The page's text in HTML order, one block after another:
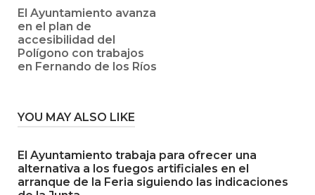
El Ayuntamiento avanza
en el plan de
accesibilidad del
Polígono con trabajos
en Fernando de los Ríos
YOU MAY ALSO LIKE
El Ayuntamiento trabaja para ofrecer una
alternativa a los fuegos artificiales en el
arranque de la Feria siguiendo las indicaciones